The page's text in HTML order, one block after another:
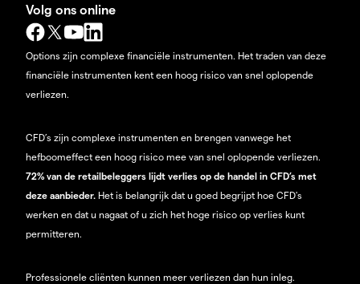
Volg ons online
Options zijn complexe financiële instrumenten. Het traden van deze
financiële instrumenten kent een hoog risico van snel oplopende
verliezen.
CFD’s zijn complexe instrumenten en brengen vanwege het
hefboomeffect een hoog risico mee van snel oplopende verliezen.
72% van de retailbeleggers lijdt verlies op de handel in CFD’s met
deze aanbieder. Het is belangrijk dat u goed begrijpt hoe CFD's
werken en dat u nagaat of u zich het hoge risico op verlies kunt
permitteren.
Professionele cliënten kunnen meer verliezen dan hun inleg.